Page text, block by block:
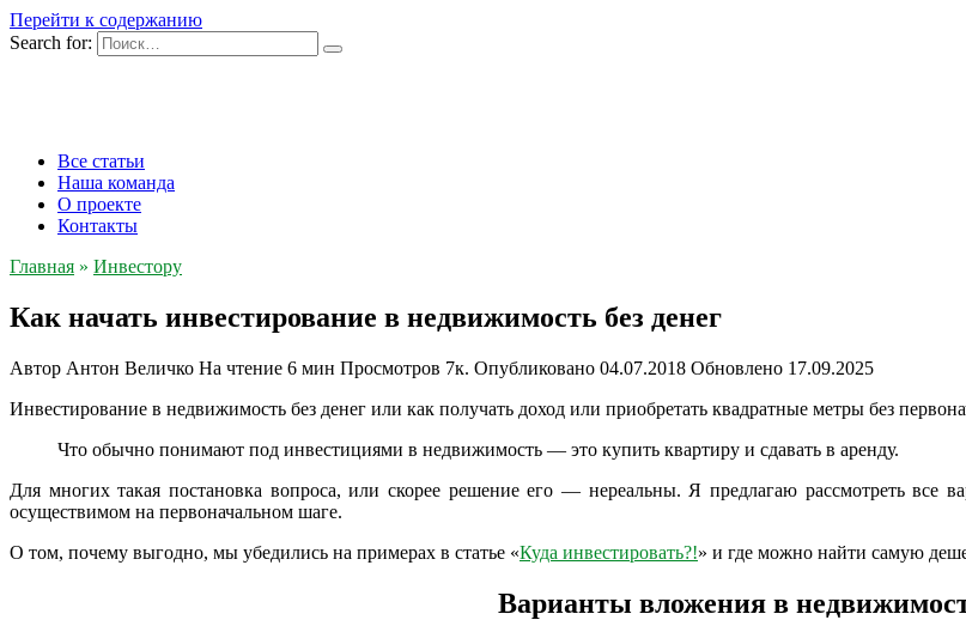
Перейти к содержанию
Search for:
Все статьи
Наша команда
О проекте
Контакты
Главная » Инвестору
Как начать инвестирование в недвижимость без денег
Автор Антон Величко На чтение 6 мин Просмотров 7к. Опубликовано 04.07.2018 Обновлено 17.09.2025
Инвестирование в недвижимость без денег или как получать доход или приобретать квадратные метры без
Что обычно понимают под инвестициями в недвижимость — это купить квартиру и сдавать в аренду.
Для многих такая постановка вопроса, или скорее решение его — нереальны. Я предлагаю рассмотреть все
осуществимом на первоначальном шаге.
О том, почему выгодно, мы убедились на примерах в статье «Куда инвестировать?!» и где можно найти самую
Варианты вложения в